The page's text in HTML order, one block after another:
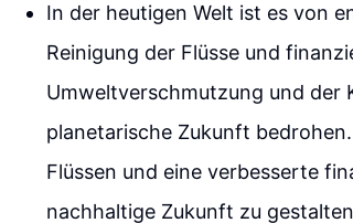
In der heutigen Welt ist es von
Reinigung der Flüsse und
Umweltverschmutzung und der
planetarische Zukunft
Flüssen und eine verbesserte
nachhaltige Zukunft zu